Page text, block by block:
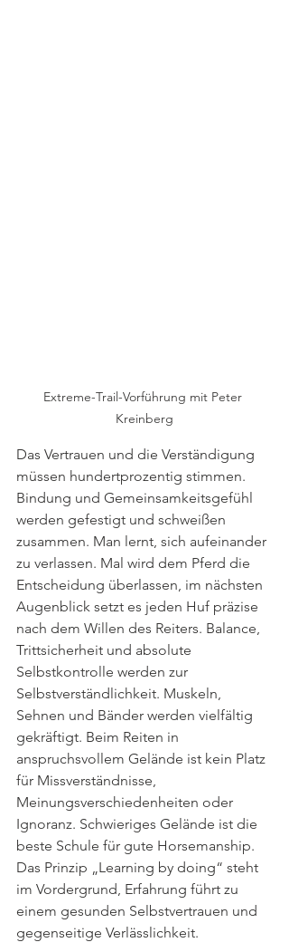
Extreme-Trail-Vorführung mit Peter
Kreinberg
Das Vertrauen und die Verständigung
müssen hundertprozentig stimmen.
Bindung und Gemeinsamkeitsgefühl
werden gefestigt und schweißen
zusammen. Man lernt, sich aufeinander
zu verlassen. Mal wird dem Pferd die
Entscheidung überlassen, im nächsten
Augenblick setzt es jeden Huf präzise
nach dem Willen des Reiters. Balance,
Trittsicherheit und absolute
Selbstkontrolle werden zur
Selbstverständlichkeit. Muskeln,
Sehnen und Bänder werden vielfältig
gekräftigt. Beim Reiten in
anspruchsvollem Gelände ist kein Platz
für Missverständnisse,
Meinungsverschiedenheiten oder
Ignoranz. Schwieriges Gelände ist die
beste Schule für gute Horsemanship.
Das Prinzip „Learning by doing“ steht
im Vordergrund, Erfahrung führt zu
einem gesunden Selbstvertrauen und
gegenseitige Verlässlichkeit.